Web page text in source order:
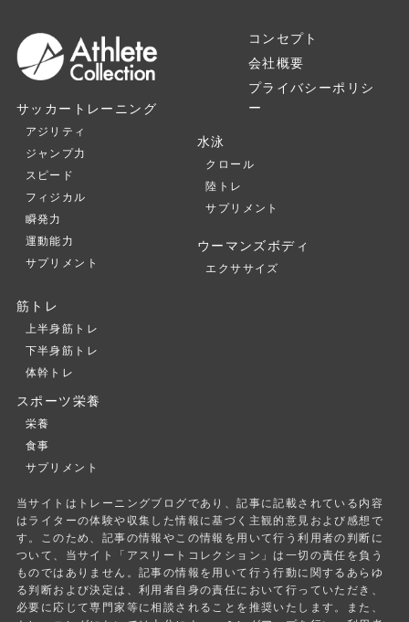
コンセプト
会社概要
プライバシーポリシ
ー
サッカートレーニング
アジリティ
ジャンプ力
スピード
フィジカル
瞬発力
運動能力
サプリメント
水泳
クロール
陸トレ
サプリメント
ウーマンズボディ
エクササイズ
筋トレ
上半身筋トレ
下半身筋トレ
体幹トレ
スポーツ栄養
栄養
食事
サプリメント
当サイトはトレーニングブログであり、記事に記載されている内容
はライターの体験や収集した情報に基づく主観的意見および感想で
す。このため、記事の情報やこの情報を用いて行う利用者の判断に
ついて、当サイト「アスリートコレクション」は一切の責任を負う
ものではありません。記事の情報を用いて行う行動に関するあらゆ
る判断および決定は、利用者自身の責任において行っていただき、
必要に応じて専門家等に相談されることを推奨いたします。また、